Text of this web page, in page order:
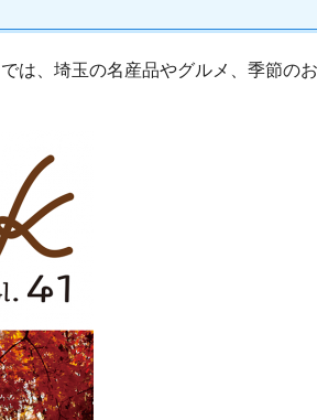
は、埼玉の名産品やグルメ、季節の